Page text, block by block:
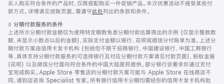
页
脚
买人购买符合条件的产品时，仅限搭配购买一件促销产品。本次优惠活动不接受某些付
款方式。详情请见结账页面。需遵守此处列出的条款和条件。
脚
注
◊ 分期付款服务的条件
上述所示分期付款金额仅为使用特定期数免息分期付款估算得出的示例 (仅显示整数数
额，未显示小数点以后的金额)，实际支付金额以银行、花呗或微信分付账单为准。上述分
期付款方案由信用卡发卡机构 (包括但不限于招商银行、中国建设银行、中国工商银行
等，具体支持分期付款服务的可选择银行及对应分期付款方案请见付款页面)、蚂蚁金服
(花呗) 以及微信分付面向符合条件的中国大陆居民提供。部分银行会要求你通过支付
宝完成购买。Apple Store 零售店的分期付款方案可能与 Apple Store 在线商店不
同，请到店咨询 Specialist 专家。所有银行信用卡分期均需经你的信用卡发卡机构批